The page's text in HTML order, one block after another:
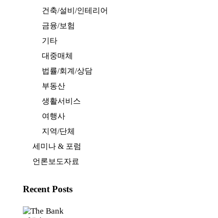
건축/설비/인테리어
금융/보험
기타
대중매체
법률/회계/상담
부동산
생활서비스
여행사
지역/단체
세미나 & 포럼
언론보도자료
Recent Posts